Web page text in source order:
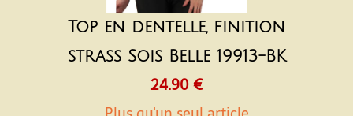
Top en dentelle, finition
strass Sois Belle 19913-BK
24.90 €